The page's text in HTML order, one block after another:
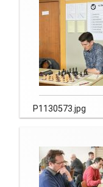
Kontakt
Impressum
Datenschutz
P1130573.jpg